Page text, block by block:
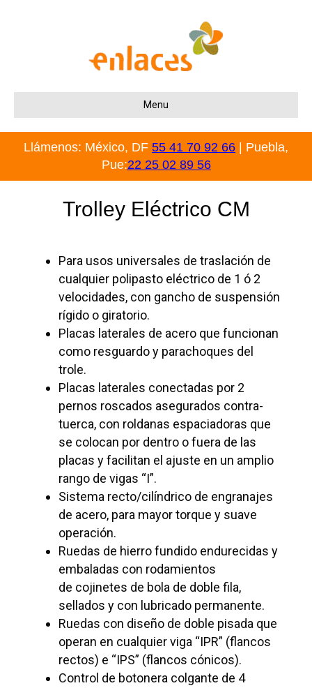
Menu
Llámenos: México, DF 55 41 70 92 66
| Puebla,
Pue:22 25 02 89 56
Trolley Eléctrico CM
Para usos universales de traslación de
cualquier polipasto eléctrico de 1 ó 2
velocidades, con gancho de suspensión
rígido o giratorio.
Placas laterales de acero que funcionan
como resguardo y parachoques del
trole.
Placas laterales conectadas por 2
pernos roscados asegurados contra-
tuerca, con roldanas espaciadoras que
se colocan por dentro o fuera de las
placas y facilitan el ajuste en un amplio
rango de vigas “I”.
Sistema recto/cilíndrico de engranajes
de acero, para mayor torque y suave
operación.
Ruedas de hierro fundido endurecidas y
embaladas con rodamientos
de cojinetes de bola de doble fila,
sellados y con lubricado permanente.
Ruedas con diseño de doble pisada que
operan en cualquier viga “IPR” (flancos
rectos) e “IPS” (flancos cónicos).
Control de botonera colgante de 4